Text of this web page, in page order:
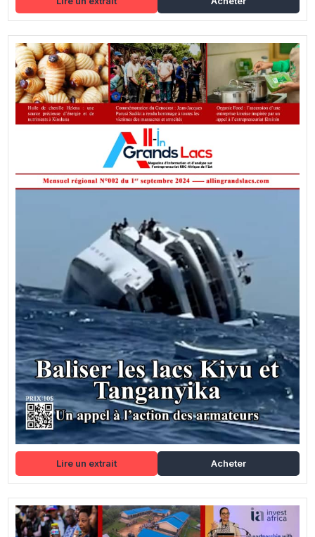
Lire un extrait Acheter